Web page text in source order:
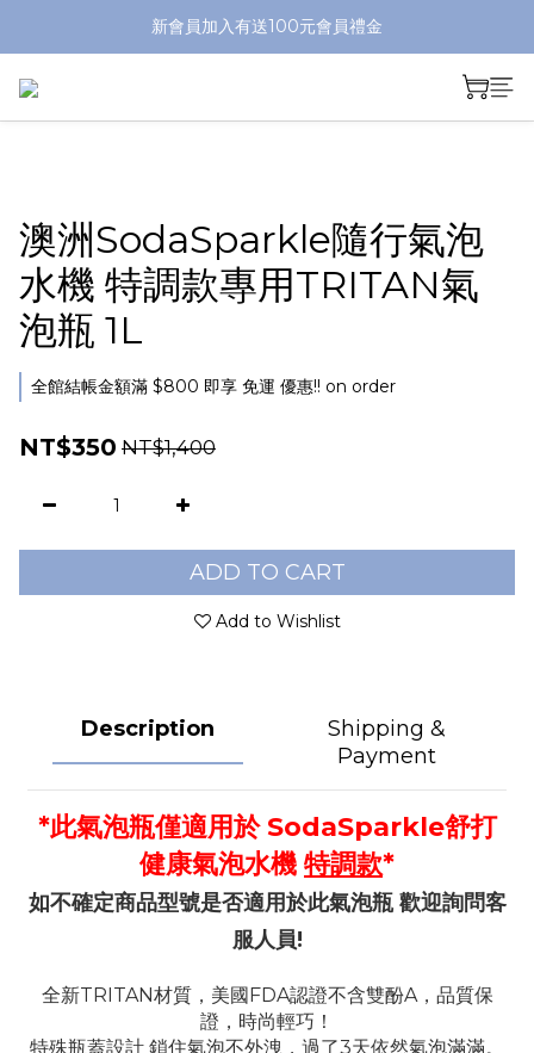
新會員加入有送100元會員禮金
澳洲SodaSparkle隨行氣泡
水機 特調款專用TRITAN氣
泡瓶 1L
全館結帳金額滿 $800 即享 免運 優惠!! on order
NT$350 NT$1,400
ADD TO CART
Add to Wishlist
Description
Shipping &
Payment
*此氣泡瓶僅適用於 SodaSparkle舒打
健康氣泡水機 特調款*
如不確定商品型號是否適用於此氣泡瓶 歡迎詢問客
服人員!
全新TRITAN材質，美國FDA認證不含雙酚A，品質保
證，時尚輕巧！
特殊瓶蓋設計 鎖住氣泡不外洩，過了3天依然氣泡滿滿。